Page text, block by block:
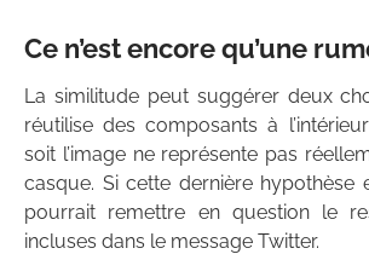
Ce n’est encore qu’une
La similitude peut suggérer deux
réutilise des composants à
soit l’image ne représente pas
casque. Si cette dernière hypothèse
pourrait remettre en question le
incluses dans le message Twitter.